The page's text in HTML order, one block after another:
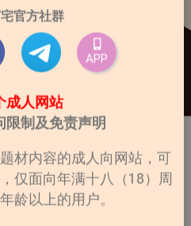
官方社群
APP
成人网站
限制及免责声明
材内容的成人向网站，可
仅面向年满十八（18）周
龄以上的用户。